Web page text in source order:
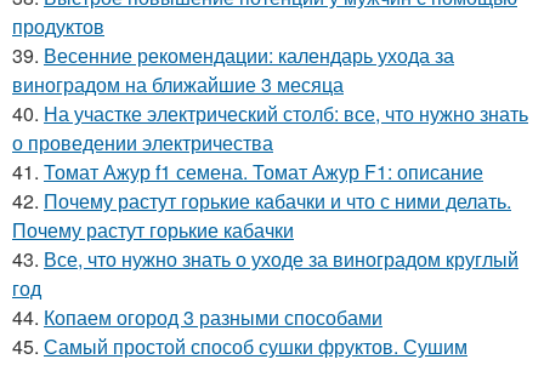
продуктов
39. Весенние рекомендации: календарь ухода за
виноградом на ближайшие 3 месяца
40. На участке электрический столб: все, что нужно знать
о проведении электричества
41. Томат Ажур f1 семена. Томат Ажур F1: описание
42. Почему растут горькие кабачки и что с ними делать.
Почему растут горькие кабачки
43. Все, что нужно знать о уходе за виноградом круглый
год
44. Копаем огород 3 разными способами
45. Самый простой способ сушки фруктов. Сушим